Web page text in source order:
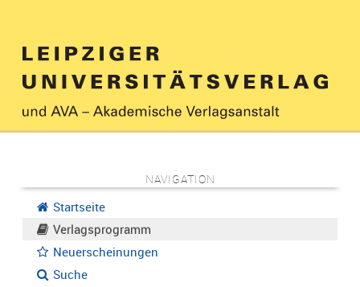
NAVIGATION
Startseite
Verlagsprogramm
Neuerscheinungen
Suche